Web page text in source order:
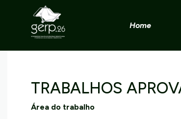
Home
TRABALHOS
Área do trabalho